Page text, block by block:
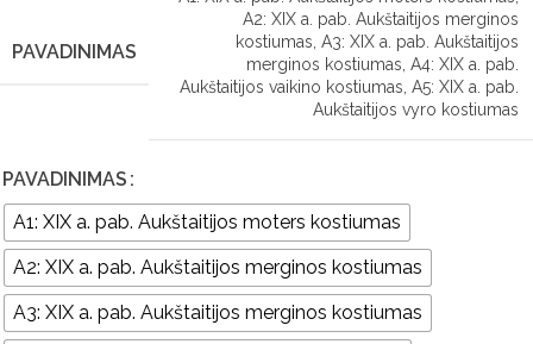
PAVADINIMAS
A2: XIX a. pab. Aukštaitijos merginos
kostiumas A3: XIX a. pab. Aukštaitijos
merginos kostiumas A4: XIX a. pab.
Aukštaitijos vaikino kostiumas A5: XIX a. pab.
Aukštaitijos vyro kostiumas
PAVADINIMAS
A1: XIX a. pab. Aukštaitijos moters kostiumas
A2: XIX a. pab. Aukštaitijos merginos kostiumas
A3: XIX a. pab. Aukštaitijos merginos kostiumas